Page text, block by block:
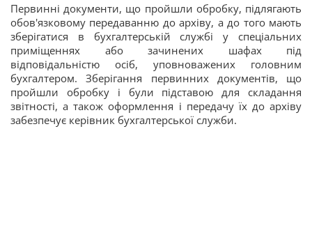
Первинні документи, що пройшли обробку, підлягають
обов'язковому передаванню до архіву, а до того мають
зберігатися в бухгалтерській службі у спеціальних
приміщеннях або зачинених шафах під
відповідальністю осіб, уповноважених головним
бухгалтером. Зберігання первинних документів, що
пройшли обробку і були підставою для складання
звітності, а також оформлення і передачу їх до архіву
забезпечує керівник бухгалтерської служби.